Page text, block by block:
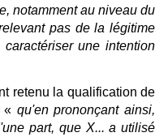
notamment au niveau du
pas de la légitime
une intention
retenu la qualification de
« qu'en prononçant ainsi,
part, que X... a utilisé